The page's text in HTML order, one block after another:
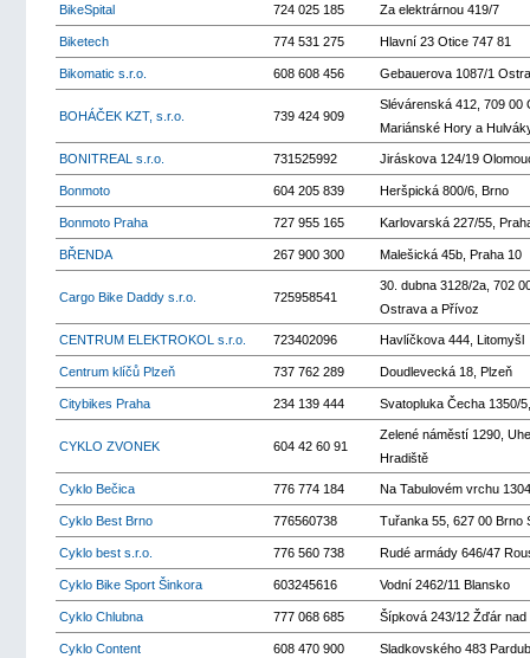
BikeSpital 724 025 185 Za elektrárnou 419/7
Biketech 774 531 275 Hlavní 23 Otice 747 81
Bikomatic s.r.o. 608 608 456 Gebauerova 1087/1
BOHÁČEK KZT, s.r.o. 739 424 909
Slévárenská 412, 709 00
Mariánské Hory a
BONITREAL s.r.o. 731525992 Jiráskova 124/19
Bonmoto 604 205 839 Heršpická 800/6, Brno
Bonmoto Praha 727 955 165 Karlovarská 227/55,
BŘENDA 267 900 300 Malešická 45b, Praha 10
Cargo Bike Daddy s.r.o. 725958541
30. dubna 3128/2a, 702
Ostrava a Přívoz
CENTRUM ELEKTROKOL s.r.o. 723402096 Havlíčkova 444, Litomyšl
Centrum klíčů Plzeň 737 762 289 Doudlevecká 18, Plzeň
Citybikes Praha 234 139 444 Svatopluka Čecha 1350/
CYKLO ZVONEK 604 42 60 91
Zelené náměstí 1290,
Hradiště
Cyklo Bečica 776 774 184 Na Tabulovém vrchu
Cyklo Best Brno 776560738 Tuřanka 55, 627 00 Brno
Cyklo best s.r.o. 776 560 738 Rudé armády 646/47
Cyklo Bike Sport Šinkora 603245616 Vodní 2462/11 Blansko
Cyklo Chlubna 777 068 685 Šípková 243/12 Žďár nad
Cyklo Content 608 470 900 Sladkovského 483